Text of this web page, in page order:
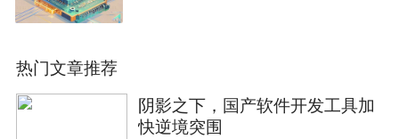
热门文章推荐
阴影之下，国产软件开发工具加
快逆境突围